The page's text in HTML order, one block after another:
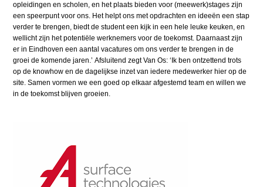
opleidingen en scholen, en het plaats bieden voor (meewerk)stages zijn
een speerpunt voor ons. Het helpt ons met opdrachten en ideeën een stap
verder te brengen, biedt de student een kijk in een hele leuke keuken, en
wellicht zijn het potentiële werknemers voor de toekomst. Daarnaast zijn
er in Eindhoven een aantal vacatures om ons verder te brengen in de
groei de komende jaren.’ Afsluitend zegt Van Os: ‘Ik ben ontzettend trots
op de knowhow en de dagelijkse inzet van iedere medewerker hier op de
site. Samen vormen we een goed op elkaar afgestemd team en willen we
in de toekomst blijven groeien.